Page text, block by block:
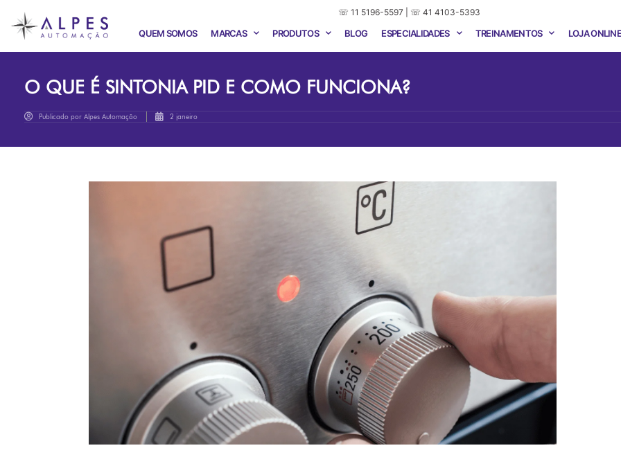
☏ 11 5196-5597 | ☏ 41 4103-5393
QUEM SOMOS MARCAS PRODUTOS BLOG ESPECIALIDADES TREINAMENTOS LOJA
O QUE É SINTONIA PID E COMO FUNCIONA?
Publicado por Alpes Automação 2 janeiro